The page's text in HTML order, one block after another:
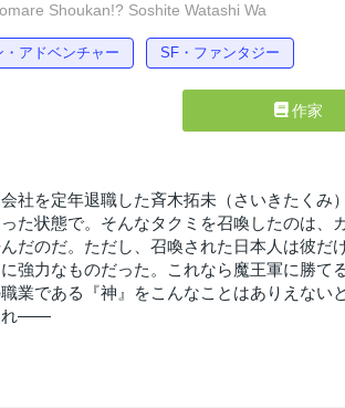
Shoukan!? Soshite Watashi Wa
・アドベンチャー SF・ファンタジー
作家
社を定年退職した斉木拓未（さいきたくみ
た状態で。そんなタクミを召喚したのは
だのだ。ただし、召喚された日本人は彼
強力なものだった。これなら魔王軍に勝て
業である『神』をこんなことはありえな
れ――